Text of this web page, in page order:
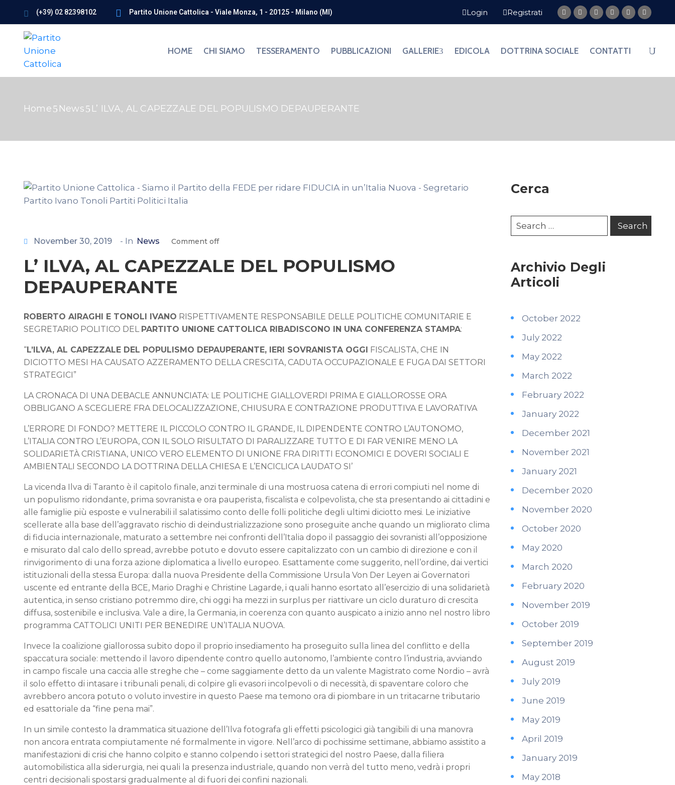
(+39) 02 82398102 Partito Unione Cattolica - Viale Monza, 1 - 20125 - Milano (MI) Login Registrati
HOME CHI SIAMO TESSERAMENTO PUBBLICAZIONI GALLERIE EDICOLA DOTTRINA SOCIALE CONTATTI
Home News L’ ILVA, AL CAPEZZALE DEL POPULISMO DEPAUPERANTE
November 30, 2019 - In News Comment off
L’ ILVA, AL CAPEZZALE DEL POPULISMO
DEPAUPERANTE
ROBERTO AIRAGHI E TONOLI IVANO RISPETTIVAMENTE RESPONSABILE DELLE POLITICHE COMUNITARIE E
SEGRETARIO POLITICO DEL PARTITO UNIONE CATTOLICA RIBADISCONO IN UNA CONFERENZA STAMPA:
“L’ILVA, AL CAPEZZALE DEL POPULISMO DEPAUPERANTE, IERI SOVRANISTA OGGI FISCALISTA, CHE IN
DICIOTTO MESI HA CAUSATO AZZERAMENTO DELLA CRESCITA, CADUTA OCCUPAZIONALE E FUGA DAI SETTORI
STRATEGICI”
LA CRONACA DI UNA DEBACLE ANNUNCIATA: LE POLITICHE GIALLOVERDI PRIMA E GIALLOROSSE ORA
OBBLIGANO A SCEGLIERE FRA DELOCALIZZAZIONE, CHIUSURA E CONTRAZIONE PRODUTTIVA E LAVORATIVA
L’ERRORE DI FONDO? METTERE IL PICCOLO CONTRO IL GRANDE, IL DIPENDENTE CONTRO L’AUTONOMO,
L’ITALIA CONTRO L’EUROPA, CON IL SOLO RISULTATO DI PARALIZZARE TUTTO E DI FAR VENIRE MENO LA
SOLIDARIETÀ CRISTIANA, UNICO VERO ELEMENTO DI UNIONE FRA DIRITTI ECONOMICI E DOVERI SOCIALI E
AMBIENTALI SECONDO LA DOTTRINA DELLA CHIESA E L’ENCICLICA LAUDATO SI’
La vicenda Ilva di Taranto è il capitolo finale, anzi terminale di una mostruosa catena di errori compiuti nel nome di
un populismo ridondante, prima sovranista e ora pauperista, fiscalista e colpevolista, che sta presentando ai cittadini e
alle famiglie più esposte e vulnerabili il salatissimo conto delle folli politiche degli ultimi diciotto mesi. Le iniziative
scellerate alla base dell’aggravato rischio di deindustrializzazione sono proseguite anche quando un migliorato clima
di fiducia internazionale, maturato a settembre nei confronti dell’Italia dopo il passaggio dei sovranisti all’opposizione
e misurato dal calo dello spread, avrebbe potuto e dovuto essere capitalizzato con un cambio di direzione e con il
rinvigorimento di una forza azione diplomatica a livello europeo. Esattamente come suggerito, nell’ordine, dai vertici
istituzionali della stessa Europa: dalla nuova Presidente della Commissione Ursula Von Der Leyen ai Governatori
uscente ed entrante della BCE, Mario Draghi e Christine Lagarde, i quali hanno esortato all’esercizio di una solidarietà
autentica, in senso cristiano potremmo dire, chi oggi ha mezzi in surplus per riattivare un ciclo duraturo di crescita
diffusa, sostenibile e inclusiva. Vale a dire, la Germania, in coerenza con quanto auspicato a inizio anno nel nostro libro
programma CATTOLICI UNITI PER BENEDIRE UN’ITALIA NUOVA.
Invece la coalizione giallorossa subito dopo il proprio insediamento ha proseguito sulla linea del conflitto e della
spaccatura sociale: mettendo il lavoro dipendente contro quello autonomo, l’ambiente contro l’industria, avviando
in campo fiscale una caccia alle streghe che – come saggiamente detto da un valente Magistrato come Nordio – avrà
il solo effetto di intasare i tribunali penali, di colpire gli evasori incolpevoli o di necessità, di spaventare coloro che
avrebbero ancora potuto o voluto investire in questo Paese ma temono ora di piombare in un tritacarne tributario
ed esattoriale da “fine pena mai”.
In un simile contesto la drammatica situazione dell’Ilva fotografa gli effetti psicologici già tangibili di una manovra
non ancora entrata compiutamente né formalmente in vigore. Nell’arco di pochissime settimane, abbiamo assistito a
manifestazioni di crisi che hanno colpito e stanno colpendo i settori strategici del nostro Paese, dalla filiera
automobilistica alla siderurgia, nei quali la presenza industriale, quando non verrà del tutto meno, vedrà i propri
centri decisionali spostarsi gradualmente al di fuori dei confini nazionali.
Cerca
Archivio Degli
Articoli
October 2022
July 2022
May 2022
March 2022
February 2022
January 2022
December 2021
November 2021
January 2021
December 2020
November 2020
October 2020
May 2020
March 2020
February 2020
November 2019
October 2019
September 2019
August 2019
July 2019
June 2019
May 2019
April 2019
January 2019
May 2018